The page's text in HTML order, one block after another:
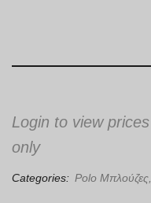
Login to view
only
Categories: Polo Μπλούζες,